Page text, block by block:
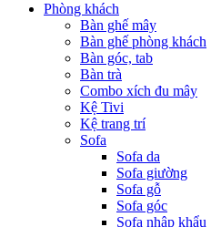
Phòng khách
Bàn ghế mây
Bàn ghế phòng khách
Bàn góc, tab
Bàn trà
Combo xích đu mây
Kệ Tivi
Kệ trang trí
Sofa
Sofa da
Sofa giường
Sofa gỗ
Sofa góc
Sofa nhập khẩu